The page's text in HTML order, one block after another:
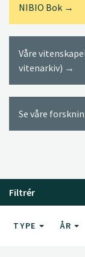
NIBIO Bok →
Våre
vitenarkiv) →
Se våre
Filtrér
TYPE ÅR